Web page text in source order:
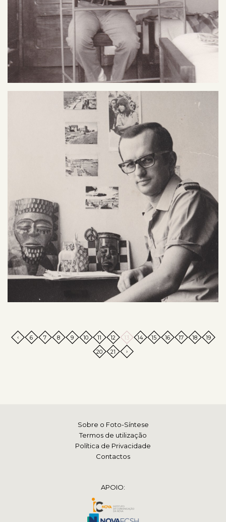
‹ 6 7 8 9 10 11 12 13 14 15 16 17 18
19
20
21 ›
Sobre o Foto-Síntese
Termos de utilização
Política de Privacidade
Contactos
APOIO: